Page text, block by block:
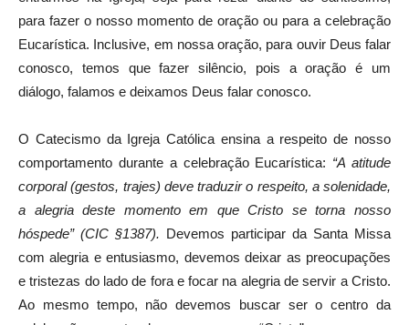
para fazer o nosso momento de oração ou para a celebração
Eucarística. Inclusive, em nossa oração, para ouvir Deus falar
conosco, temos que fazer silêncio, pois a oração é um
diálogo, falamos e deixamos Deus falar conosco.
O Catecismo da Igreja Católica ensina a respeito de nosso
comportamento durante a celebração Eucarística: “A atitude
corporal (gestos, trajes) deve traduzir o respeito, a solenidade,
a alegria deste momento em que Cristo se torna nosso
hóspede” (CIC §1387). Devemos participar da Santa Missa
com alegria e entusiasmo, devemos deixar as preocupações
e tristezas do lado de fora e focar na alegria de servir a Cristo.
Ao mesmo tempo, não devemos buscar ser o centro da